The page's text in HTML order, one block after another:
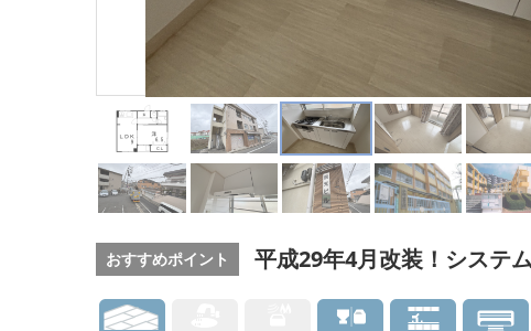
おすすめポイント 平成29年4月改装！システ